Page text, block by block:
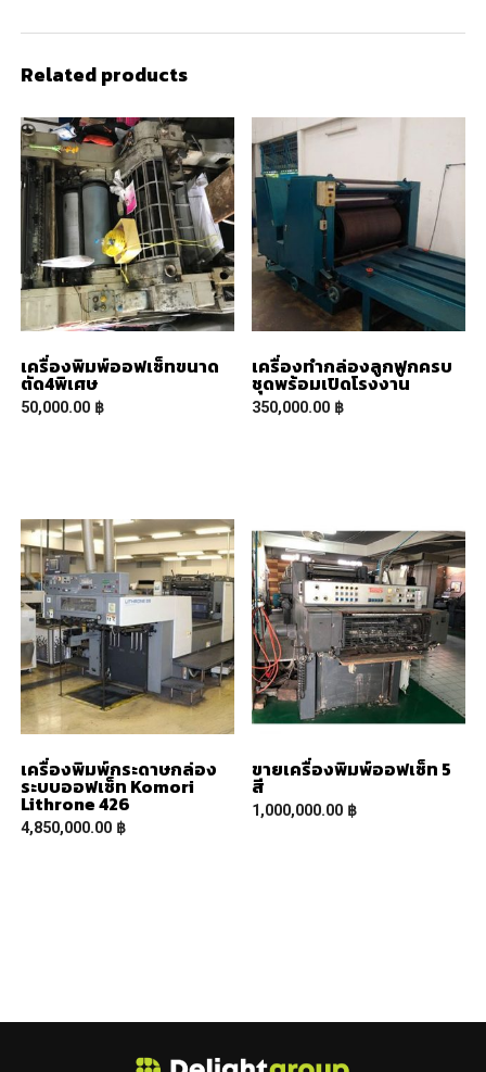
Related products
เครื่องพิมพ์ออฟเซ็ทขนาด
ตัด4พิเศษ
50,000.00 ฿
เครื่องทำกล่องลูกฟูกครบ
ชุดพร้อมเปิดโรงงาน
350,000.00 ฿
เครื่องพิมพ์กระดาษกล่อง
ระบบออฟเซ็ท Komori
Lithrone 426
4,850,000.00 ฿
ขายเครื่องพิมพ์ออฟเซ็ท 5
สี
1,000,000.00 ฿